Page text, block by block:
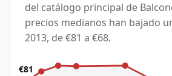
del catálogo principal de
precios medianos han bajado
2013, de €81 a €68.
€81